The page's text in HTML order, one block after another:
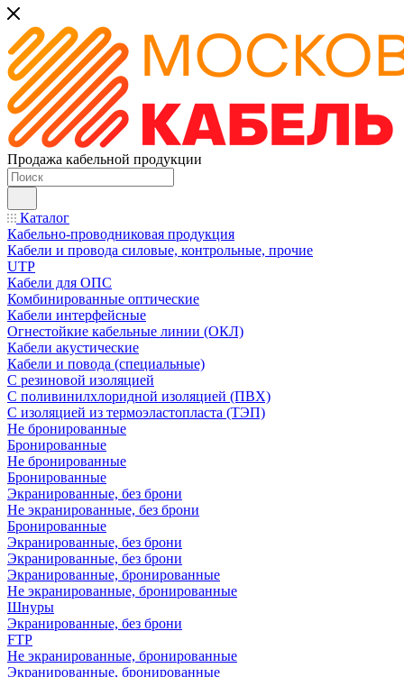
Продажа кабельной продукции
Каталог
Кабельно-проводниковая продукция
Кабели и провода силовые, контрольные, прочие
UTP
Кабели для ОПС
Комбинированные оптические
Кабели интерфейсные
Огнестойкие кабельные линии (ОКЛ)
Кабели акустические
Кабели и повода (специальные)
С резиновой изоляцией
С поливинилхлоридной изоляцией (ПВХ)
С изоляцией из термоэластопласта (ТЭП)
Не бронированные
Бронированные
Не бронированные
Бронированные
Экранированные, без брони
Не экранированные, без брони
Бронированные
Экранированные, без брони
Экранированные, без брони
Экранированные, бронированные
Не экранированные, бронированные
Шнуры
Экранированные, без брони
FTP
Не экранированные, бронированные
Экранированные, бронированные